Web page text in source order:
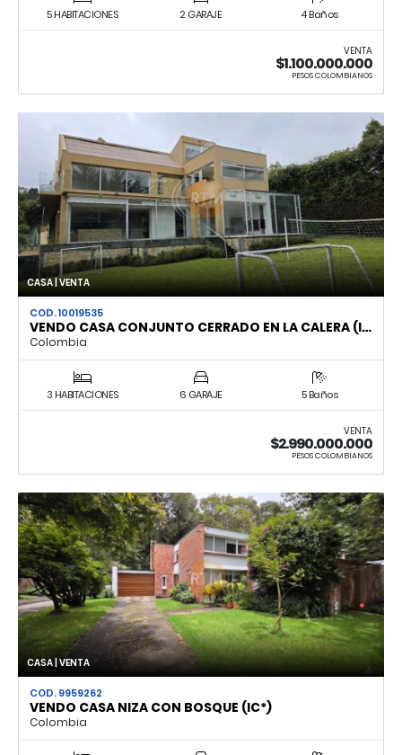
5 HABITACIONES 2 GARAJE 4 Baños
VENTA
$1.100.000.000
PESOS COLOMBIANOS
CASA | VENTA
COD. 10019535
VENDO CASA CONJUNTO CERRADO EN LA CALERA (I…
Colombia
3 HABITACIONES 6 GARAJE 5 Baños
VENTA
$2.990.000.000
PESOS COLOMBIANOS
CASA | VENTA
COD. 9959262
VENDO CASA NIZA CON BOSQUE (IC*)
Colombia